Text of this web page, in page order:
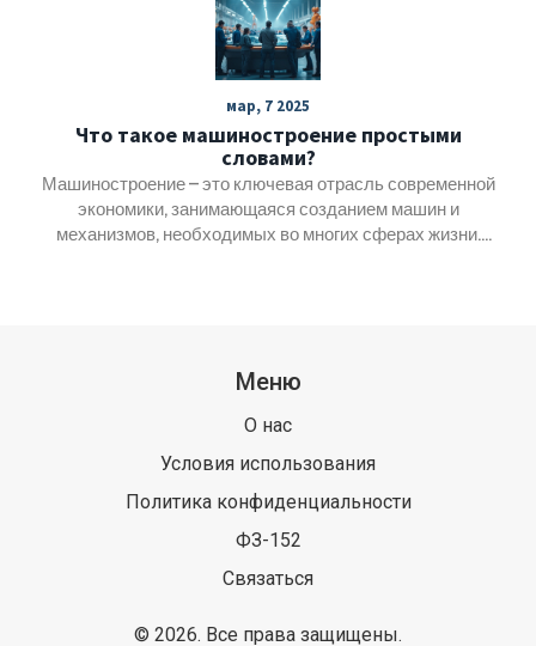
подводными камнями сталкиваются компании.
Объясню, зачем рабочим учиться новым навыкам, и
какие технологии часто приживаются лучше других.
Здесь вы найдёте реальные истории и простые
объяснения сложных вещей.
мар, 7 2025
Что такое машиностроение простыми
словами?
Машиностроение – это ключевая отрасль современной
экономики, занимающаяся созданием машин и
механизмов, необходимых во многих сферах жизни.
какие навыки будут востребованы в будущем.
Меню
О нас
Условия использования
Политика конфиденциальности
ФЗ-152
Связаться
© 2026. Все права защищены.